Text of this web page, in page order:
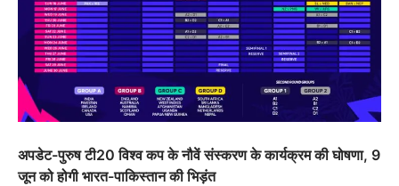
अपडेट-पुरुष टी20 विश्व कप के नौवें संस्करण के कार्यक्रम की घोषणा, 9
जून को होगी भारत-पाकिस्तान की भिड़ंत